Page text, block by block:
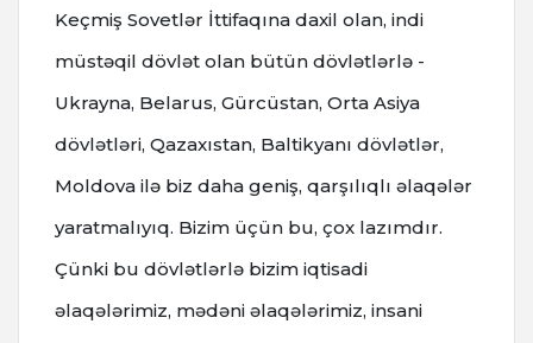
Keçmiş Sovetlər İttifaqına daxil olan, indi
müstəqil dövlət olan bütün dövlətlərlə -
Ukrayna, Belarus, Gürcüstan, Orta Asiya
dövlətləri, Qazaxıstan, Baltikyanı dövlətlər,
Moldova ilə biz daha geniş, qarşılıqlı əlaqələr
yaratmalıyıq. Bizim üçün bu, çox lazımdır.
Çünki bu dövlətlərlə bizim iqtisadi
əlaqələrimiz, mədəni əlaqələrimiz, insani